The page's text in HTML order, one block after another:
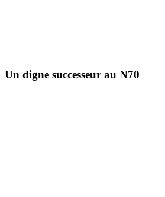
Un digne successeur au N70